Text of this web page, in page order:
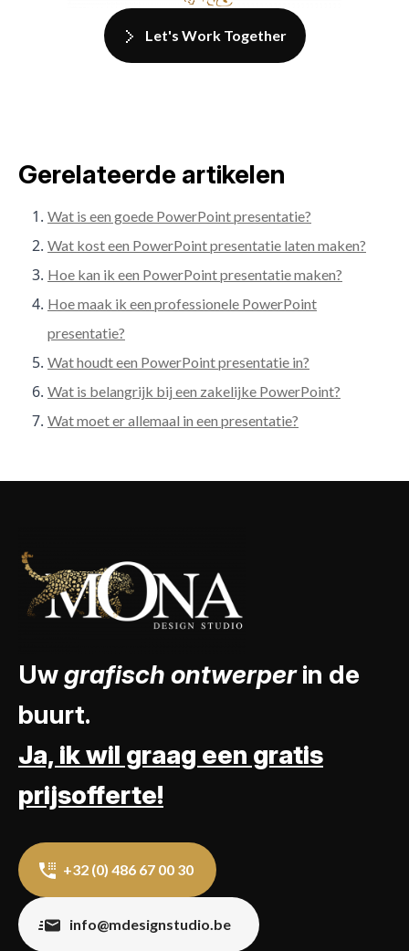
Let's Work Together
Gerelateerde artikelen
Wat is een goede PowerPoint presentatie?
Wat kost een PowerPoint presentatie laten maken?
Hoe kan ik een PowerPoint presentatie maken?
Hoe maak ik een professionele PowerPoint
presentatie?
Wat houdt een PowerPoint presentatie in?
Wat is belangrijk bij een zakelijke PowerPoint?
Wat moet er allemaal in een presentatie?
Uwgrafisch ontwerperin de
buurt.
Ja, ik wil graag een gratis
prijsofferte!
+32 (0) 486 67 00 30
info@mdesignstudio.be